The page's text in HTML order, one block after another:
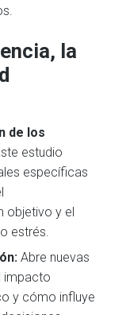
la
de los
estudio
específicas
objetivo y el
estrés.
Abre nuevas
impacto
y cómo influye